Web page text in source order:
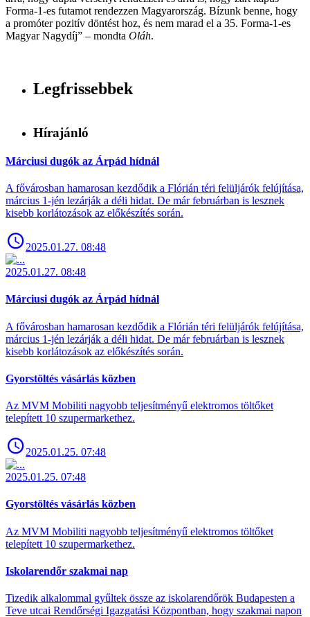
Forma-1-es futamot rendezzen Magyarország. Bízunk benne, hogy
a promóter pozitív döntést hoz, és nem marad el a 35. Forma-1-es
Magyar Nagydíj” – mondta Oláh.
Legfrissebbek
Hírajánló
Márciusi dugók az Árpád hídnál
A fővárosban hamarosan kezdődik a Flórián téri felüljárók felújítása,
március 1-jén lezárják a déli hidat. De már februárban is lesznek
kisebb korlátozások az előkészítés során.
2025.01.27. 08:48
2025.01.27. 08:48
Márciusi dugók az Árpád hídnál
A fővárosban hamarosan kezdődik a Flórián téri felüljárók felújítása,
március 1-jén lezárják a déli hidat. De már februárban is lesznek
kisebb korlátozások az előkészítés során.
Gyorstöltés vásárlás közben
Az MVM Mobiliti nagyobb teljesítményű elektromos töltőket
telepített 10 szupermarkethez.
2025.01.25. 07:48
2025.01.25. 07:48
Gyorstöltés vásárlás közben
Az MVM Mobiliti nagyobb teljesítményű elektromos töltőket
telepített 10 szupermarkethez.
Iskolarendőr szakmai nap
Tizedik alkalommal gyűltek össze az iskolarendőrök Budapesten a
Teve utcai Rendőrségi Igazgatási Központban, hogy szakmai napon